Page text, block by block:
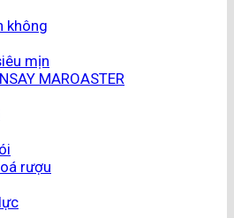
không
mịn
MAROASTER
rượu